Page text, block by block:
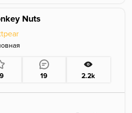
из тебя влагу вытягивает)
провал, а как кислая курага
вполне-вполне.
никогда не понимал эту
Nuts
19 2.2k